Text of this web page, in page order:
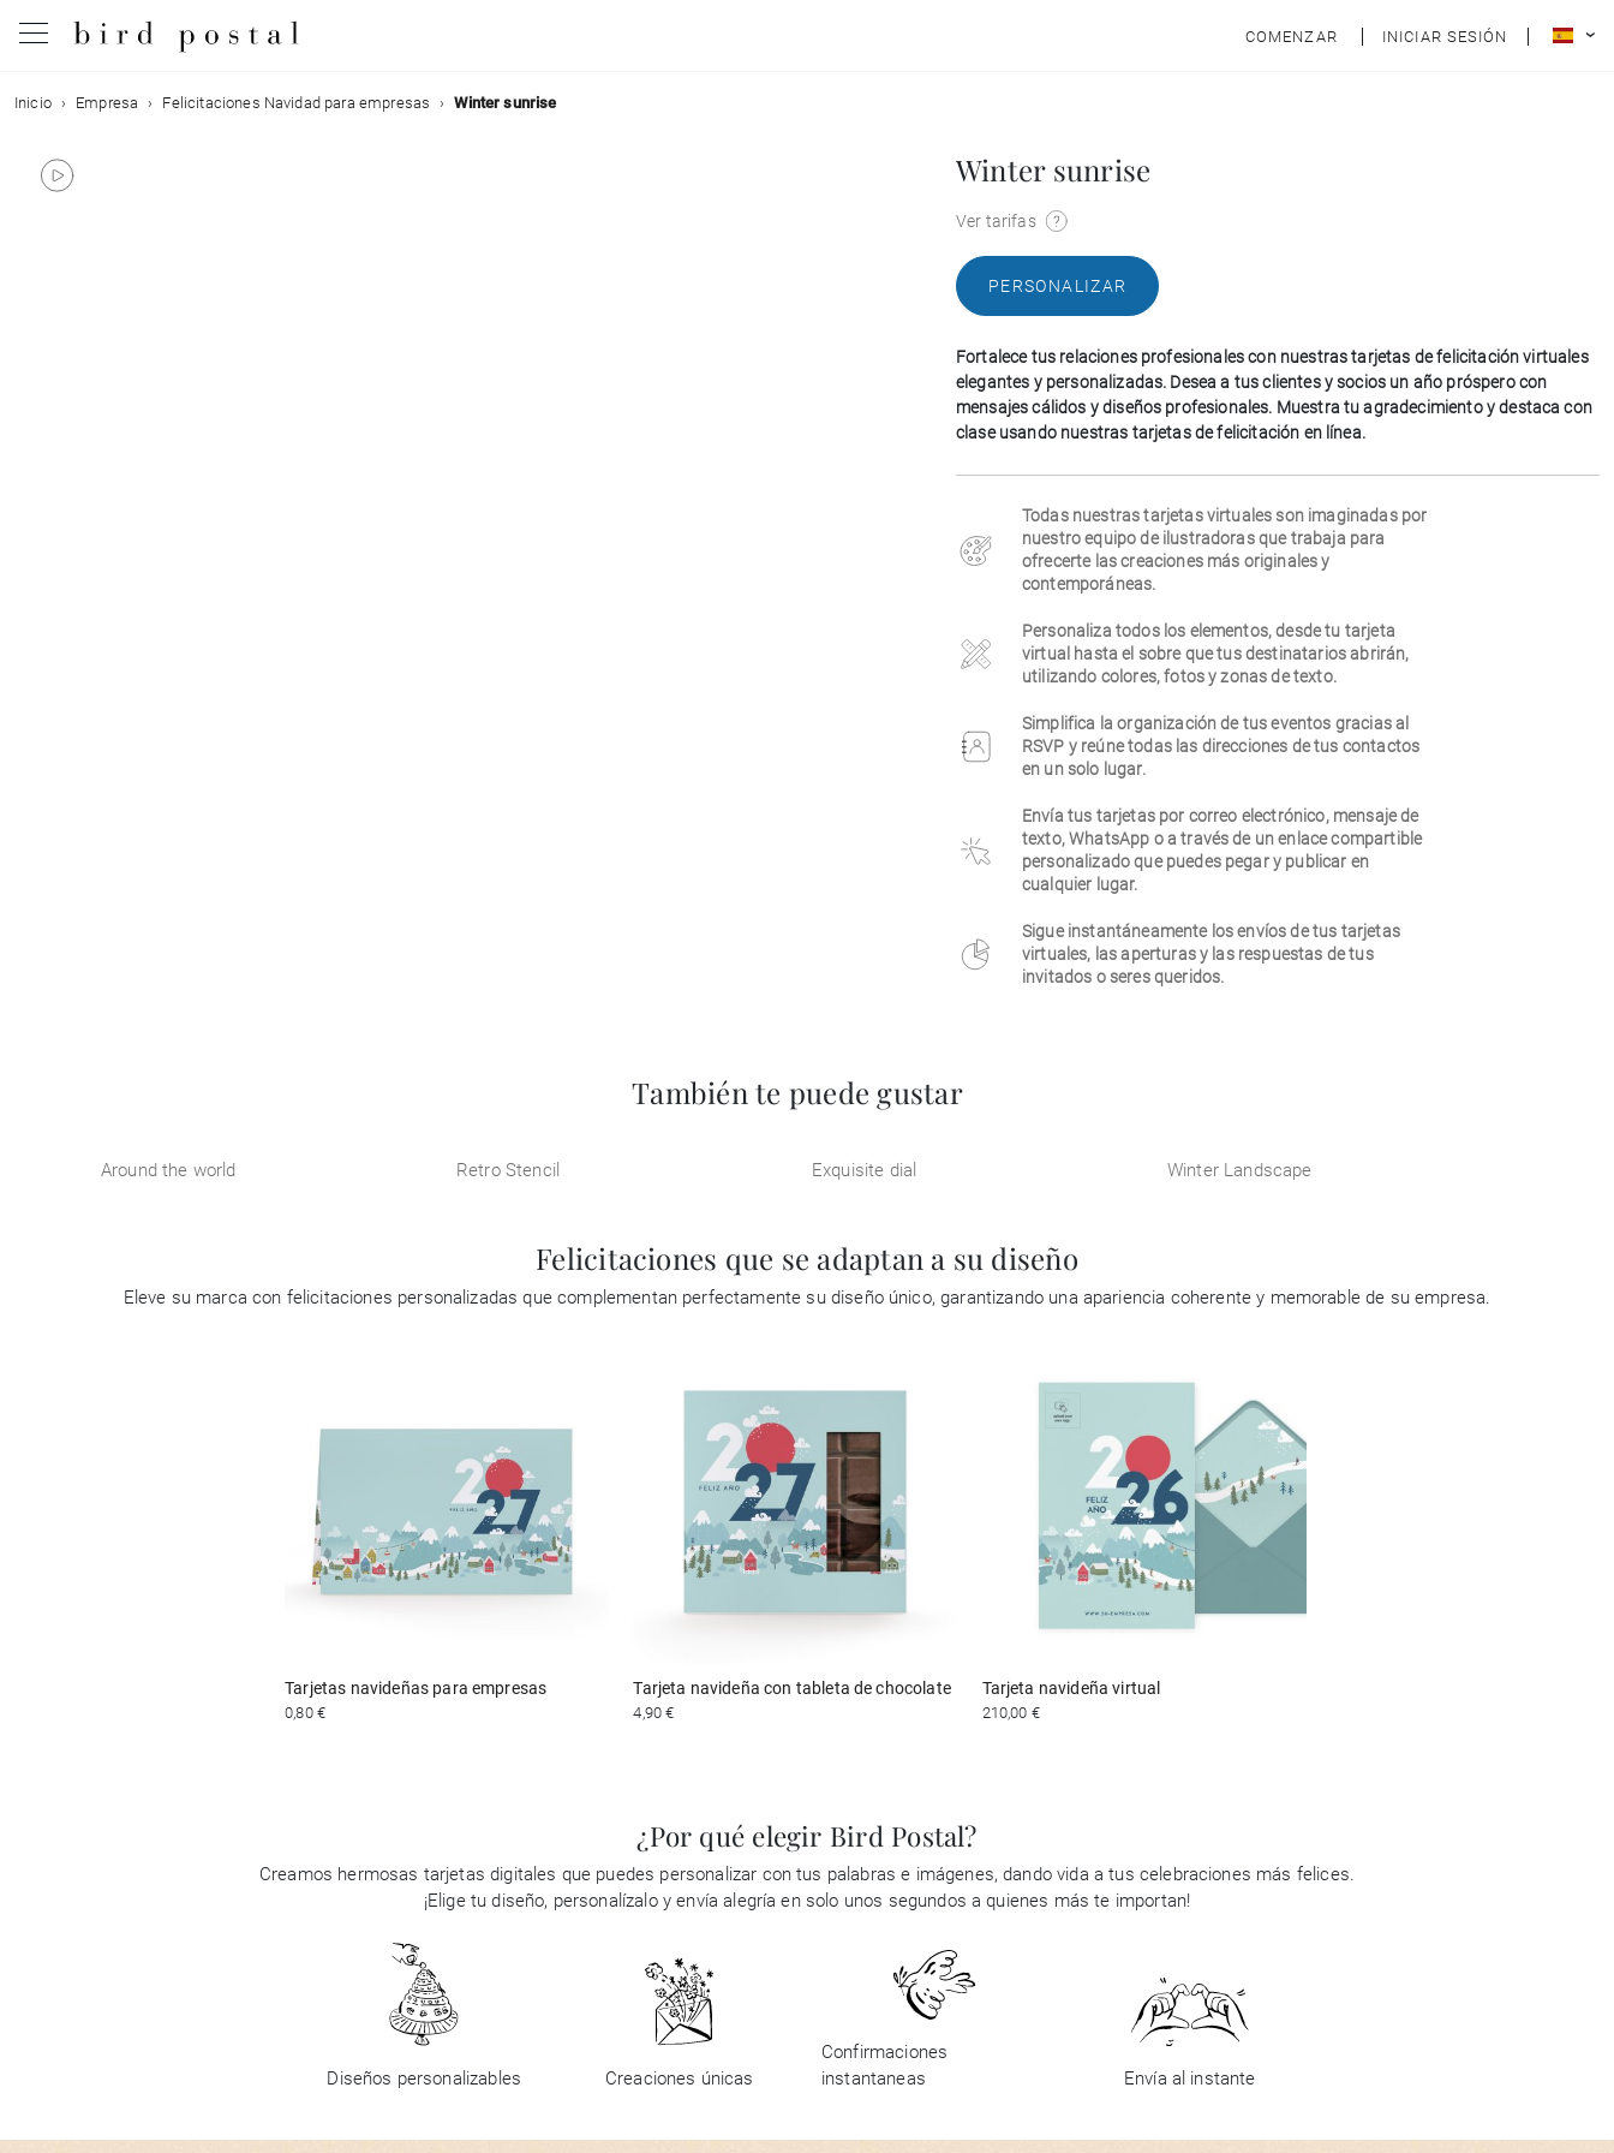
COMENZAR INICIAR SESIÓN
Boda
Nacimiento
Inicio Empresa Felicitaciones Navidad para empresas Winter sunrise
Winter sunrise
Ver tarifas
PERSONALIZAR
Fortalece tus relaciones profesionales con nuestras tarjetas de felicitación virtuales
elegantes y personalizadas. Desea a tus clientes y socios un año próspero con
mensajes cálidos y diseños profesionales. Muestra tu agradecimiento y destaca con
clase usando nuestras tarjetas de felicitación en línea.
Todas nuestras tarjetas virtuales son imaginadas por
nuestro equipo de ilustradoras que trabaja para
ofrecerte las creaciones más originales y
contemporáneas.
Personaliza todos los elementos, desde tu tarjeta
virtual hasta el sobre que tus destinatarios abrirán,
utilizando colores, fotos y zonas de texto.
Simplifica la organización de tus eventos gracias al
RSVP y reúne todas las direcciones de tus contactos
en un solo lugar.
Envía tus tarjetas por correo electrónico, mensaje de
texto, WhatsApp o a través de un enlace compartible
personalizado que puedes pegar y publicar en
cualquier lugar.
Sigue instantáneamente los envíos de tus tarjetas
virtuales, las aperturas y las respuestas de tus
invitados o seres queridos.
También te puede gustar
Around the world Retro Stencil Exquisite dial Winter Landscape
Felicitaciones que se adaptan a su diseño
Eleve su marca con felicitaciones personalizadas que complementan perfectamente su diseño único, garantizando una apariencia coherente y memorable de su empresa.
Tarjetas navideñas para empresas
0,80 €
Tarjeta navideña con tableta de chocolate
4,90 €
Tarjeta navideña virtual
210,00 €
¿Por qué elegir Bird Postal?
Creamos hermosas tarjetas digitales que puedes personalizar con tus palabras e imágenes, dando vida a tus celebraciones más felices.
¡Elige tu diseño, personalízalo y envía alegría en solo unos segundos a quienes más te importan!
Diseños personalizables Creaciones únicas
Confirmaciones
instantaneas
Envía al instante